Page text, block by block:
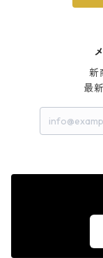
新
最